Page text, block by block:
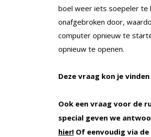
boel weer iets soepeler te
onafgebroken door,
computer opnieuw te
opnieuw te openen.
Deze vraag kon je vinden
Ook een vraag voor de
special geven we
hier! Of eenvoudig via